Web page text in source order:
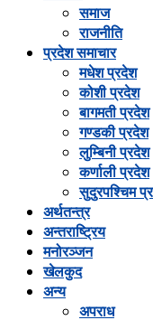
समाज
राजनीति
प्रदेश समाचार
मधेश प्रदेश
कोशी प्रदेश
बागमती प्रदेश
गण्डकी प्रदेश
लुम्बिनी प्रदेश
कर्णाली प्रदेश
सुदुरपश्चिम
अर्थतन्त्र
अन्तराष्ट्रिय
मनोरञ्जन
खेलकुद
अन्य
अपराध